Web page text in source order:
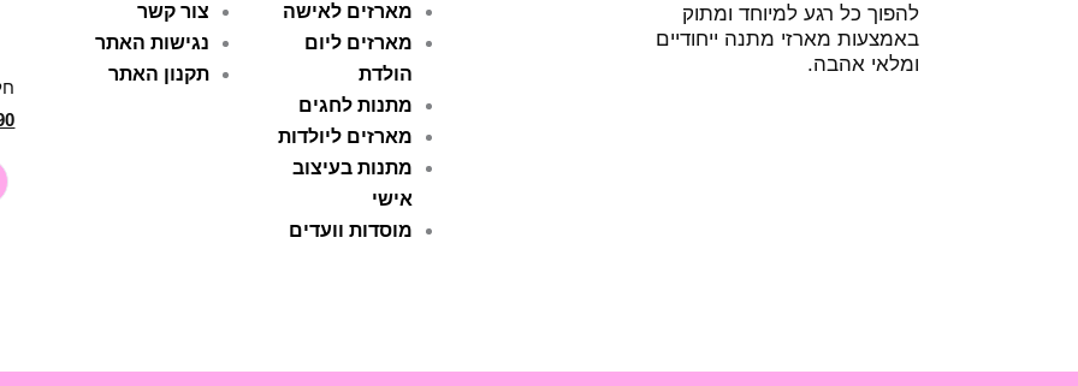
להפוך כל רגע למיוחד ומתוק
באמצעות מארזי מתנה ייחודיים
ומלאי אהבה.
מארזים לאישה
מארזים ליום
הולדת
מתנות לחגים
מארזים ליולדות
מתנות בעיצוב
אישי
מוסדות וועדים
צור קשר
נגישות האתר
תקנון האתר